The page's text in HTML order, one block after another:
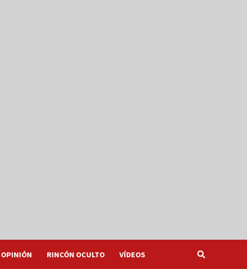
OPINIÓN RINCÓN OCULTO VÍDEOS